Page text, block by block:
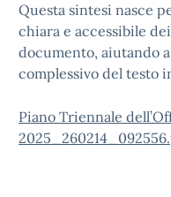
Questa sintesi nasce
chiara e accessibile
documento, aiutando
complessivo del testo
Piano Triennale